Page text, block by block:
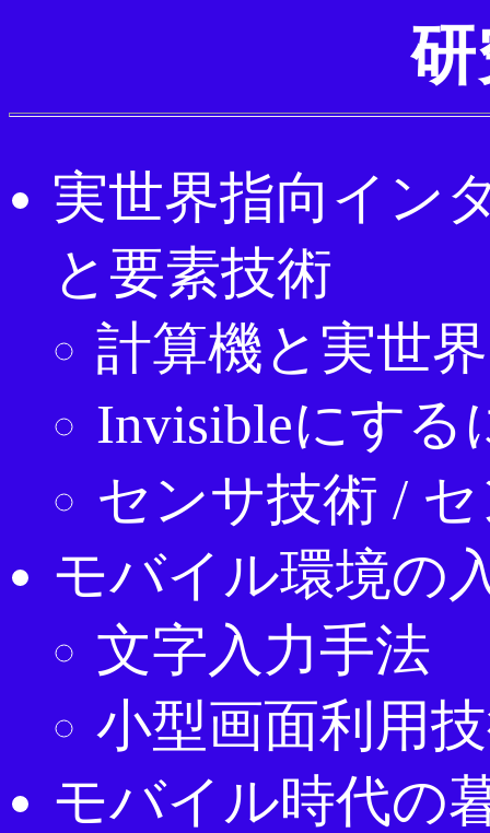
実世界指向イン
と要素技術
計算機と実世
Invisibleにする
センサ技術 /
モバイル環境の
文字入力手法
小型画面利用
モバイル時代の